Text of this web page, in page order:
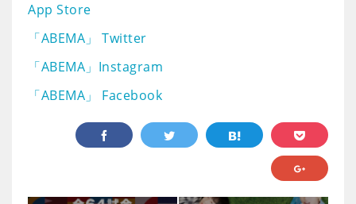
App Store
「ABEMA」 Twitter
「ABEMA」Instagram
「ABEMA」 Facebook